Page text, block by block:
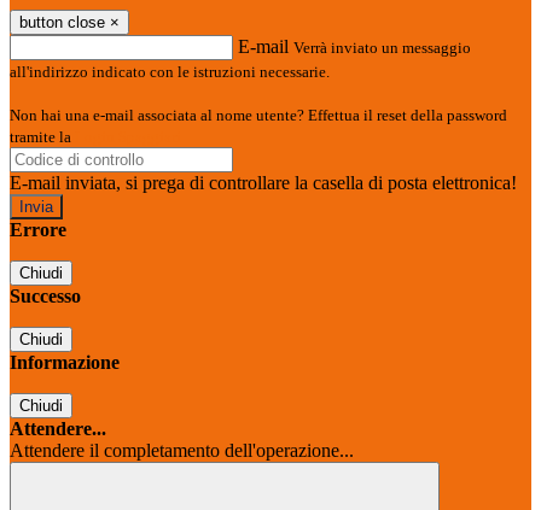
button close ×
E-mail Verrà inviato un messaggio
all'indirizzo indicato con le istruzioni necessarie.
Non hai una e-mail associata al nome utente? Effettua il reset della password
tramite la
E-mail inviata, si prega di controllare la casella di posta elettronica!
Errore
Chiudi
Successo
Chiudi
Informazione
Chiudi
Attendere...
Attendere il completamento dell'operazione...